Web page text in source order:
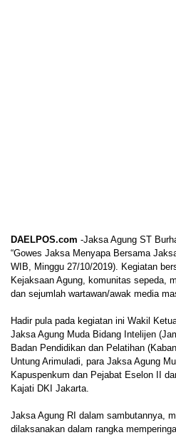
DAELPOS.com -Jaksa Agung ST
“Gowes Jaksa Menyapa Bersama
WIB, Minggu 27/10/2019). Kegiatan
Kejaksaan Agung, komunitas sepeda,
dan sejumlah wartawan/awak media
Hadir pula pada kegiatan ini Wakil
Jaksa Agung Muda Bidang Intelijen
Badan Pendidikan dan Pelatihan
Untung Arimuladi, para Jaksa Agung
Kapuspenkum dan Pejabat Eselon II
Kajati DKI Jakarta.
Jaksa Agung RI dalam sambutannya,
dilaksanakan dalam rangka